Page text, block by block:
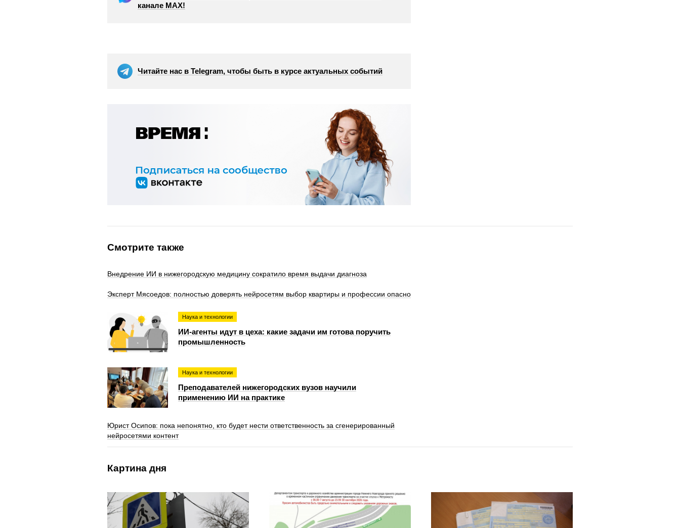
канале МАХ!
Читайте нас в Telegram, чтобы быть в курсе актуальных событий
Смотрите также
Внедрение ИИ в нижегородскую медицину сократило время выдачи диагноза
Эксперт Мясоедов: полностью доверять нейросетям выбор квартиры и профессии опасно
Наука и технологии
ИИ-агенты идут в цеха: какие задачи им готова поручить
промышленность
Наука и технологии
Преподавателей нижегородских вузов научили
применению ИИ на практике
Юрист Осипов: пока непонятно, кто будет нести ответственность за сгенерированный
нейросетями контент
Картина дня